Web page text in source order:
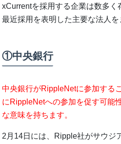
xCurrentを採用する企業は数多く
最近採用を表明した主要な法人を
①中央銀行
中央銀行がRippleNetに参加する
にRippleNetへの参加を促す可能
な意味を持ちます。
2月14日には、Ripple社がサウジ